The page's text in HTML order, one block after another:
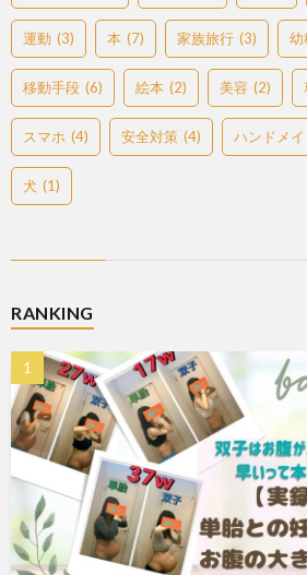
運動 (3) 本 (7) 家族旅行 (3) 幼
移動手段 (6) 絵本 (2) 美容 (2)
スマホ (4) 安全対策 (4) ハンドメイ
犬 (1)
RANKING